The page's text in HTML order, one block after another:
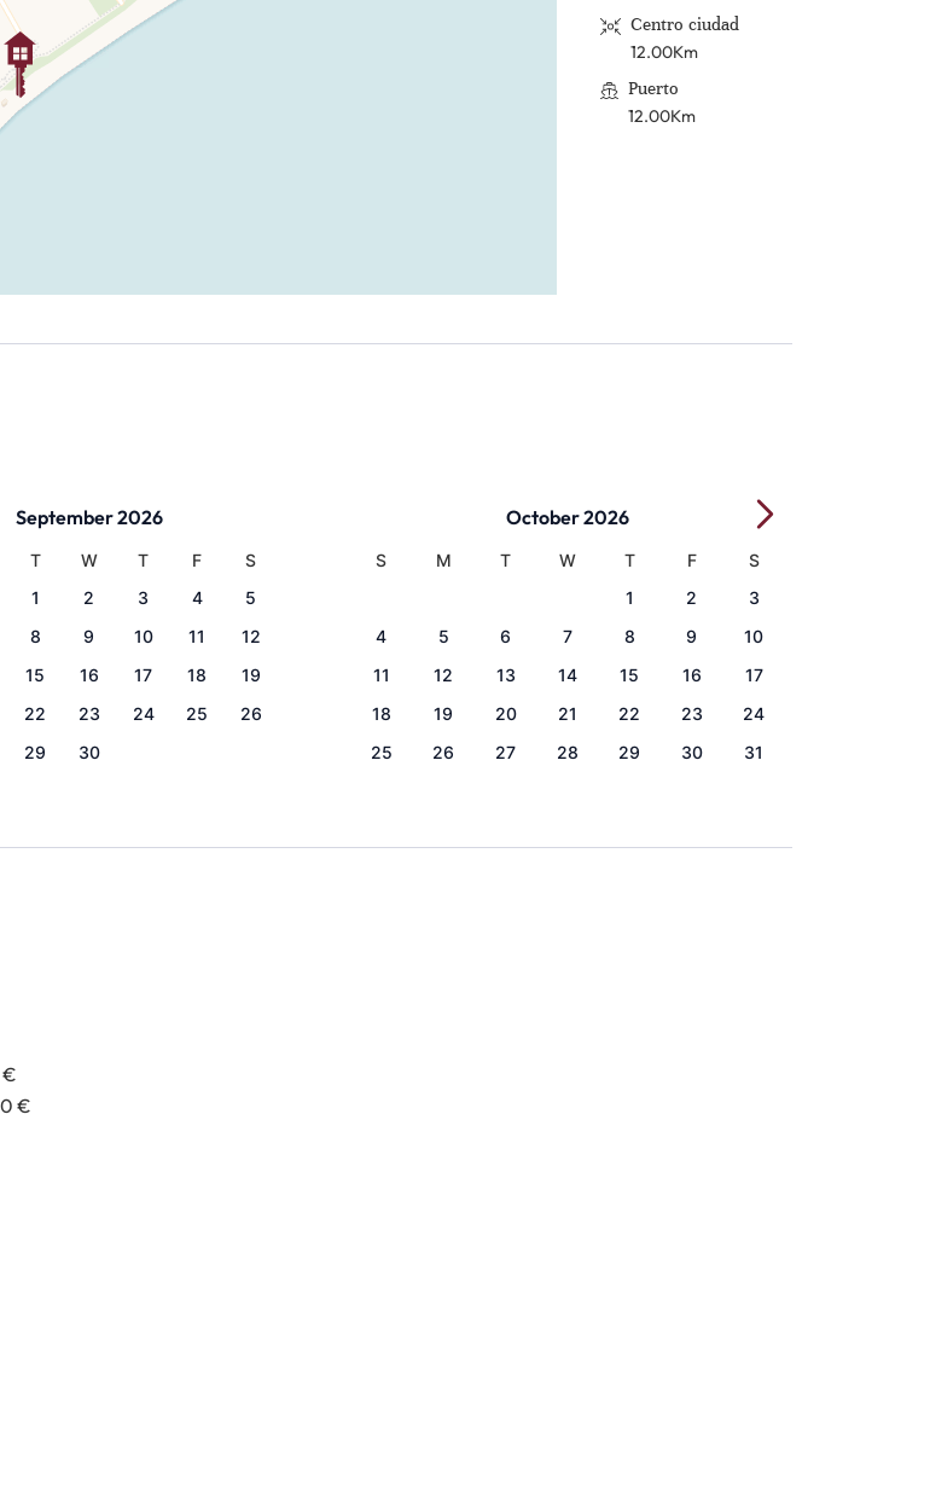
Centro ciudad
12.00Km
Puerto
12.00Km
September 2026
T W T F
S
1
2 3 4
5
8 9 10 11
12
15 16 17 18
19
22 23 24 25
26
29 30
October 2026
S M T W T F
S
1
2
3
4
5 6 7 8 9
10
11
12 13 14 15 16
17
18
19 20 21 22 23
24
25
26 27 28 29 30 31
€
€